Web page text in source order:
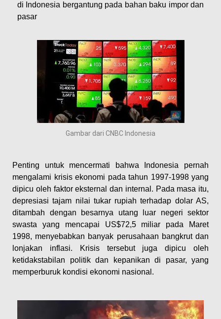
di Indonesia bergantung pada bahan baku impor dan
pasar
Gambar dari CNBC Indonesia
Penting untuk mencermati bahwa Indonesia pernah
mengalami krisis ekonomi pada tahun 1997-1998 yang
dipicu oleh faktor eksternal dan internal. Pada masa itu,
depresiasi tajam nilai tukar rupiah terhadap dolar AS,
ditambah dengan besarnya utang luar negeri sektor
swasta yang mencapai US$72,5 miliar pada Maret
1998, menyebabkan banyak perusahaan bangkrut dan
lonjakan inflasi. Krisis tersebut juga dipicu oleh
ketidakstabilan politik dan kepanikan di pasar, yang
memperburuk kondisi ekonomi nasional. ​